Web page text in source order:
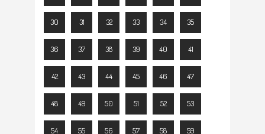
30 31 32 33 34 35
36 37 38 39 40 41
42 43 44 45 46 47
48 49 50 51 52 53
54 55 56 57 58 59